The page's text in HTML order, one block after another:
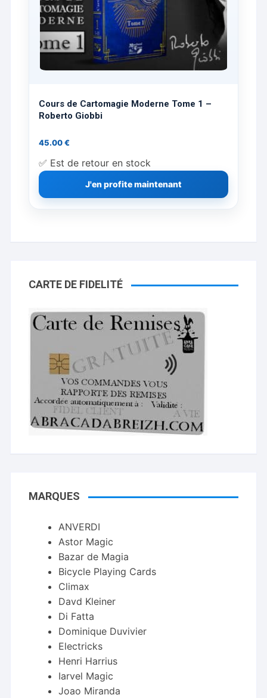
Cours de Cartomagie Moderne Tome 1 –
Roberto Giobbi
45.00€
✅ Est de retour en stock
J'en profite maintenant
CARTE DE FIDELITÉ
MARQUES
ANVERDI
Astor Magic
Bazar de Magia
Bicycle Playing Cards
Climax
Davd Kleiner
Di Fatta
Dominique Duvivier
Electricks
Henri Harrius
Iarvel Magic
Joao Miranda